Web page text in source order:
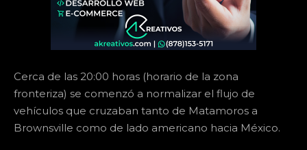
Cerca de las 20:00 horas (horario de la zona
fronteriza) se comenzó a normalizar el flujo de
vehículos que cruzaban tanto de Matamoros a
Brownsville como de lado americano hacia México.